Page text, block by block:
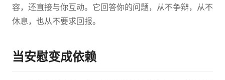
容，还直接与你互动。它回答你的问题，从不争辩，从不
休息，也从不要求回报。
当安慰变成依赖